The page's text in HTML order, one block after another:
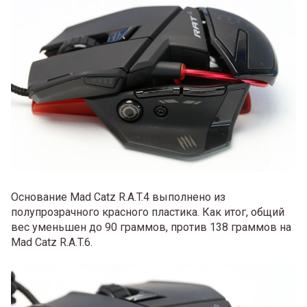
Основание Mad Catz R.A.T.4 выполнено из
полупрозрачного красного пластика. Как итог, общий
вес уменьшен до 90 граммов, против 138 граммов на
Mad Catz R.A.T.6.